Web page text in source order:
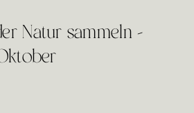
Natur sammeln –